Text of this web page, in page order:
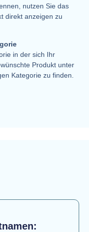
nutzen Sie das
direkt anzeigen zu
in der sich Ihr
Produkt unter
Kategorie zu finden.